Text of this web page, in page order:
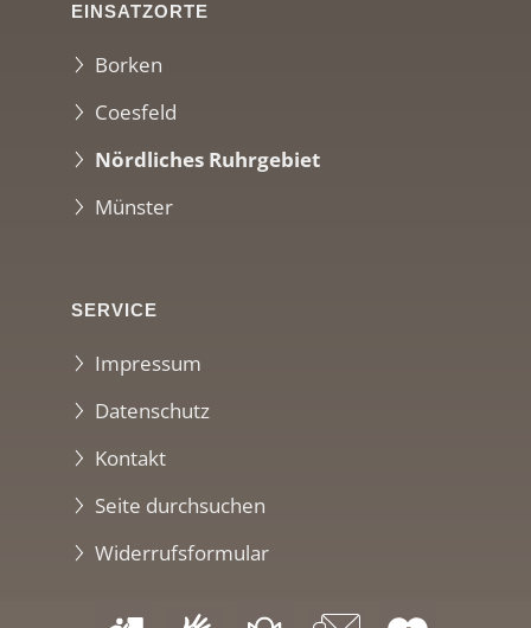
EINSATZORTE
Borken
Coesfeld
Nördliches Ruhrgebiet
Münster
SERVICE
Impressum
Datenschutz
Kontakt
Seite durchsuchen
Widerrufsformular